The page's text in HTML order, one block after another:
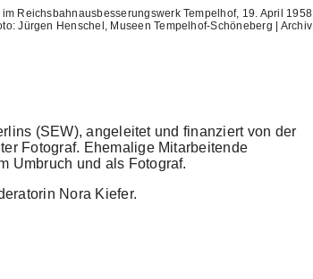
Reichsbahnausbesserungswerk Tempelhof, 19. April 1958
Jürgen Henschel, Museen Tempelhof-Schöneberg | Archiv
(SEW), angeleitet und finanziert von der
Fotograf. Ehemalige Mitarbeitende
Umbruch und als Fotograf.
Nora Kiefer.